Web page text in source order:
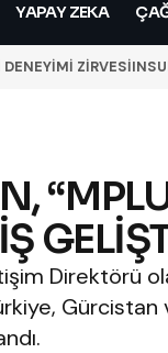
YAPAY ZEKA
DENEYİMİ ZİRVESİ
Direktörü
Gürcistan